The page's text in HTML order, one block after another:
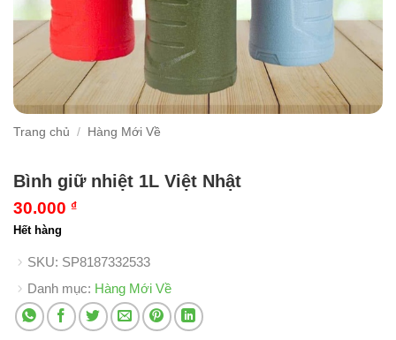
Trang chủ / Hàng Mới Về
Bình giữ nhiệt 1L Việt Nhật
30.000 ₫
Hết hàng
SKU: SP8187332533
Danh mục: Hàng Mới Về